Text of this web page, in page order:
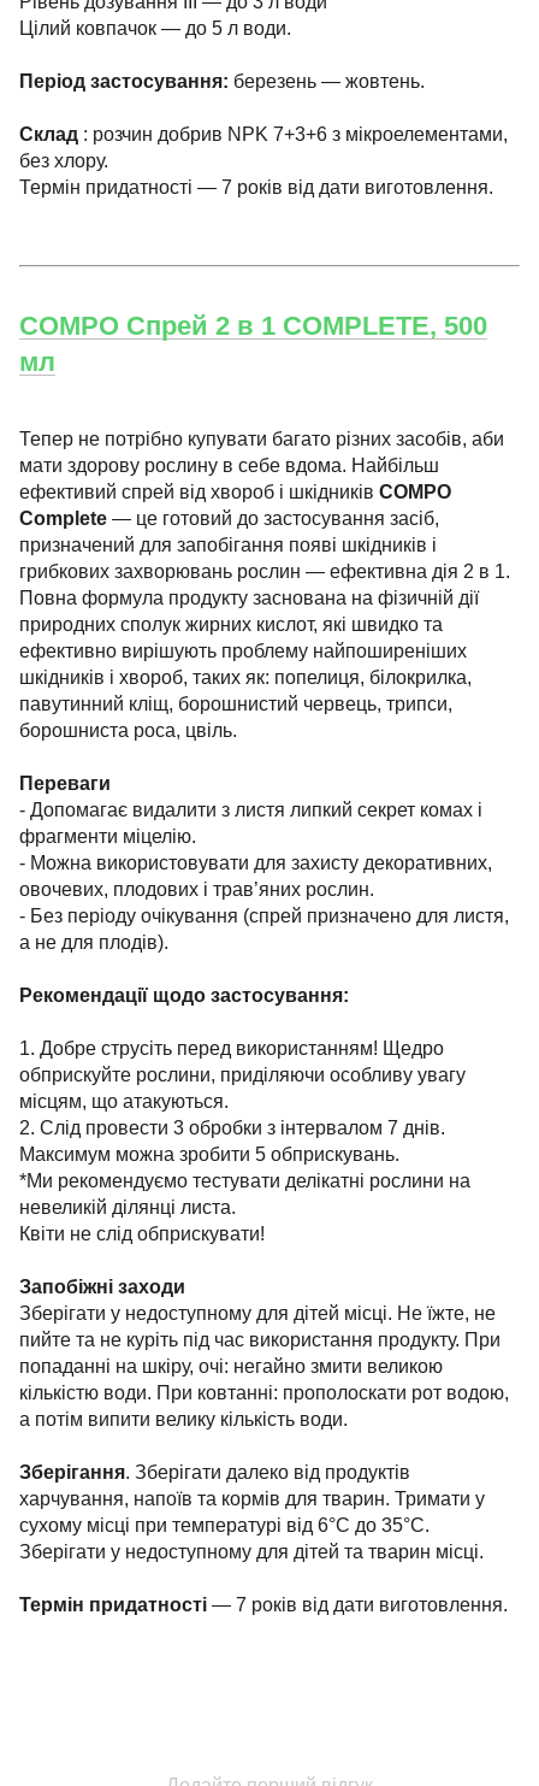
Цілий ковпачок — до 5 л води.
Період застосування: березень — жовтень.
Склад : розчин добрив NPK 7+3+6 з мікроелементами,
без хлору.
Термін придатності — 7 років від дати виготовлення.
COMPO Спрей 2 в 1 COMPLETE, 500
мл
Тепер не потрібно купувати багато різних засобів, аби
мати здорову рослину в себе вдома. Найбільш
ефективий спрей від хвороб і шкідників COMPO
Complete — це готовий до застосування засіб,
призначений для запобігання появі шкідників і
грибкових захворювань рослин — ефективна дія 2 в 1.
Повна формула продукту заснована на фізичній дії
природних сполук жирних кислот, які швидко та
ефективно вирішують проблему найпоширеніших
шкідників і хвороб, таких як: попелиця, білокрилка,
павутинний кліщ, борошнистий червець, трипси,
борошниста роса, цвіль.
Переваги
- Допомагає видалити з листя липкий секрет комах і
фрагменти міцелію.
- Можна використовувати для захисту декоративних,
овочевих, плодових і трав’яних рослин.
- Без періоду очікування (спрей призначено для листя,
а не для плодів).
Рекомендації щодо застосування:
1. Добре струсіть перед використанням! Щедро
обприскуйте рослини, приділяючи особливу увагу
місцям, що атакуються.
2. Слід провести 3 обробки з інтервалом 7 днів.
Максимум можна зробити 5 обприскувань.
*Ми рекомендуємо тестувати делікатні рослини на
невеликій ділянці листа.
Квіти не слід обприскувати!
Запобіжні заходи
Зберігати у недоступному для дітей місці. Не їжте, не
пийте та не куріть під час використання продукту. При
попаданні на шкіру, очі: негайно змити великою
кількістю води. При ковтанні: прополоскати рот водою,
а потім випити велику кількість води.
Зберігання. Зберігати далеко від продуктів
харчування, напоїв та кормів для тварин. Тримати у
сухому місці при температурі від 6°С до 35°С.
Зберігати у недоступному для дітей та тварин місці.
Термін придатності — 7 років від дати виготовлення.